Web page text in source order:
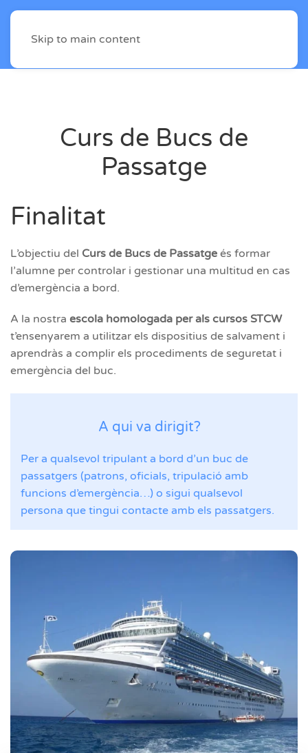
Skip to main content
Curs de Bucs de
Passatge
Finalitat
L’objectiu del Curs de Bucs de Passatge és formar
l’alumne per controlar i gestionar una multitud en cas
d’emergència a bord.
A la nostra escola homologada per als cursos STCW
t’ensenyarem a utilitzar els dispositius de salvament i
aprendràs a complir els procediments de seguretat i
emergència del buc.
A qui va dirigit?
Per a qualsevol tripulant a bord d’un buc de
passatgers (patrons, oficials, tripulació amb
funcions d’emergència…) o sigui qualsevol
persona que tingui contacte amb els passatgers.